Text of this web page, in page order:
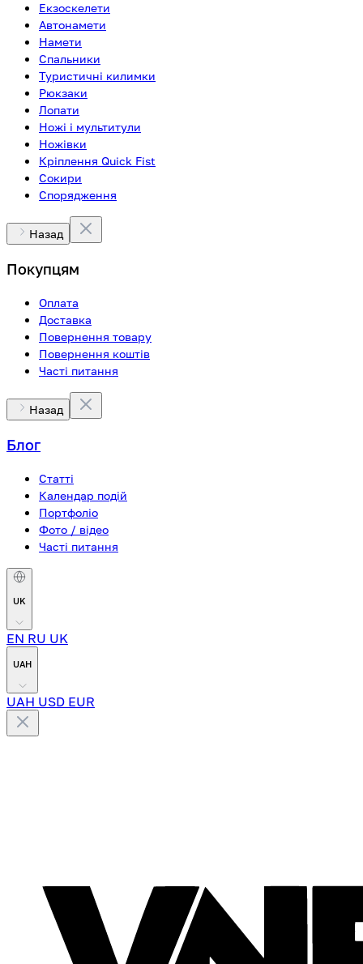
Екзоскелети
Автонамети
Намети
Спальники
Туристичні килимки
Рюкзаки
Лопати
Ножі і мультитули
Ножівки
Кріплення Quick Fist
Сокири
Спорядження
Назад
Покупцям
Оплата
Доставка
Повернення товару
Повернення коштів
Часті питання
Назад
Блог
Статті
Календар подій
Портфоліо
Фото / відео
Часті питання
UK
EN RU UK
UAH
UAH USD EUR